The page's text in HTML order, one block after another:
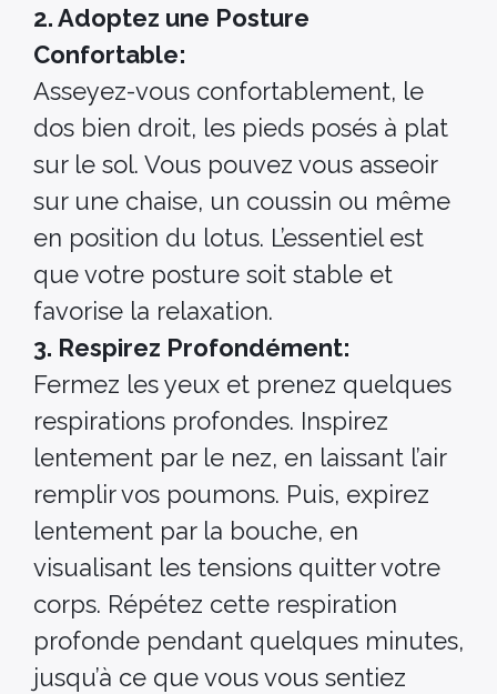
2. Adoptez une Posture
Confortable:
Asseyez-vous confortablement, le
dos bien droit, les pieds posés à plat
sur le sol. Vous pouvez vous asseoir
sur une chaise, un coussin ou même
en position du lotus. L’essentiel est
que votre posture soit stable et
favorise la relaxation.
3. Respirez Profondément:
Fermez les yeux et prenez quelques
respirations profondes. Inspirez
lentement par le nez, en laissant l’air
remplir vos poumons. Puis, expirez
lentement par la bouche, en
visualisant les tensions quitter votre
corps. Répétez cette respiration
profonde pendant quelques minutes,
jusqu’à ce que vous vous sentiez